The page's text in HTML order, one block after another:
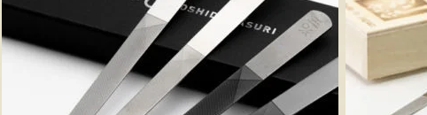
「白雪美人」（特別栽培・従来
『えちご山農会』
用）
『Ripi farm』